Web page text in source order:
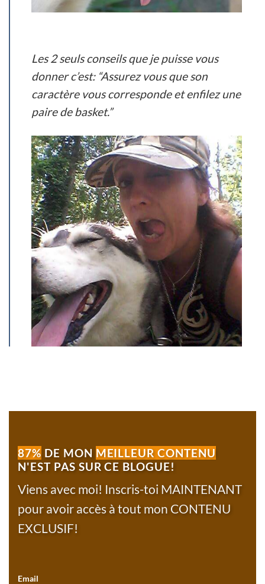
Les 2 seuls conseils que je puisse vous
donner c’est: “Assurez vous que son
caractère vous corresponde et enfilez une
paire de basket.”
87%DE MON MEILLEUR CONTENU
N'EST PAS SUR CE BLOGUE!
Viens avec moi! Inscris-toi MAINTENANT
pour avoir accès à tout mon CONTENU
EXCLUSIF!
Email